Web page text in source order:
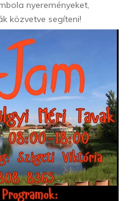
nyereményeket,
közvetve segíteni!